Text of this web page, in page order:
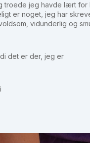
troede jeg havde lært
er noget, jeg har
vidunderlig og
det er der, jeg er